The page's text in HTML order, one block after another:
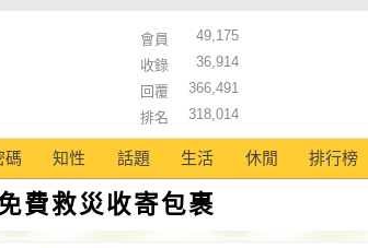
會員
49,175
收錄
36,914
回覆
366,491
排名
318,014
碼 知性 話題 生活 休閒 排行榜
費救災收寄包裹